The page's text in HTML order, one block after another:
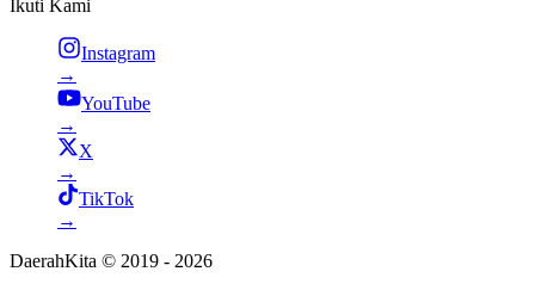
Ikuti Kami
Instagram
→
YouTube
→
X
→
TikTok
→
DaerahKita © 2019 - 2026